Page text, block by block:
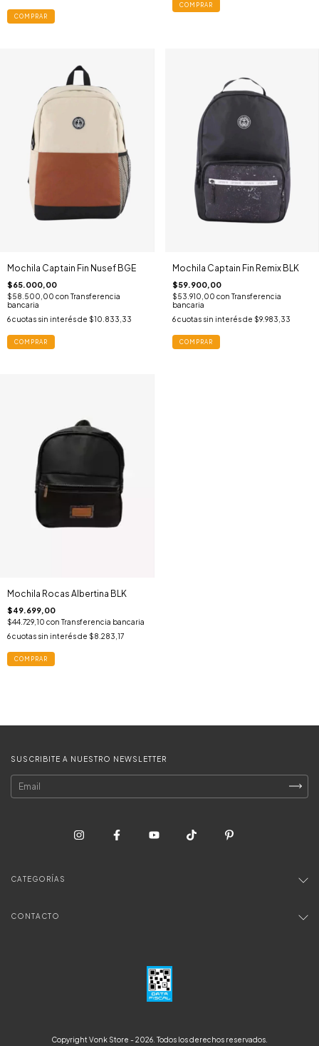
COMPRAR
COMPRAR
Mochila Captain Fin Nusef BGE
$65.000,00
$58.500,00 con Transferencia
bancaria
6cuotas sin interés de $10.833,33
COMPRAR
Mochila Captain Fin Remix BLK
$59.900,00
$53.910,00 con Transferencia
bancaria
6 cuotas sin interés de $9.983,33
COMPRAR
Mochila Rocas Albertina BLK
$49.699,00
$44.729,10 con Transferencia bancaria
6cuotas sin interés de $8.283,17
COMPRAR
SUSCRIBITE A NUESTRO NEWSLETTER
CATEGORÍAS
CONTACTO
Copyright Vonk Store - 2026. Todos los derechos reservados.